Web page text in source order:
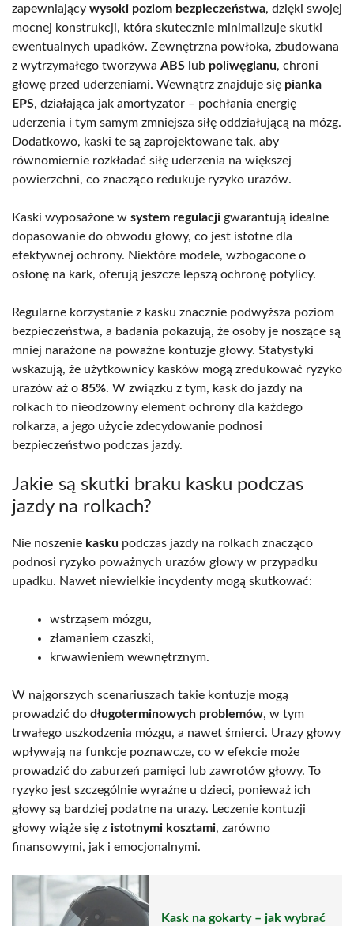
zapewniający wysoki poziom bezpieczeństwa, dzięki swojej
mocnej konstrukcji, która skutecznie minimalizuje skutki
ewentualnych upadków. Zewnętrzna powłoka, zbudowana
z wytrzymałego tworzywa ABS lub poliwęglanu, chroni
głowę przed uderzeniami. Wewnątrz znajduje się pianka
EPS, działająca jak amortyzator – pochłania energię
uderzenia i tym samym zmniejsza siłę oddziałującą na mózg.
Dodatkowo, kaski te są zaprojektowane tak, aby
równomiernie rozkładać siłę uderzenia na większej
powierzchni, co znacząco redukuje ryzyko urazów.
Kaski wyposażone w system regulacji gwarantują idealne
dopasowanie do obwodu głowy, co jest istotne dla
efektywnej ochrony. Niektóre modele, wzbogacone o
osłonę na kark, oferują jeszcze lepszą ochronę potylicy.
Regularne korzystanie z kasku znacznie podwyższa poziom
bezpieczeństwa, a badania pokazują, że osoby je noszące są
mniej narażone na poważne kontuzje głowy. Statystyki
wskazują, że użytkownicy kasków mogą zredukować ryzyko
urazów aż o 85%. W związku z tym, kask do jazdy na
rolkach to nieodzowny element ochrony dla każdego
rolkarza, a jego użycie zdecydowanie podnosi
bezpieczeństwo podczas jazdy.
Jakie są skutki braku kasku podczas
jazdy na rolkach?
Nie noszenie kasku podczas jazdy na rolkach znacząco
podnosi ryzyko poważnych urazów głowy w przypadku
upadku. Nawet niewielkie incydenty mogą skutkować:
wstrząsem mózgu,
złamaniem czaszki,
krwawieniem wewnętrznym.
W najgorszych scenariuszach takie kontuzje mogą
prowadzić do długoterminowych problemów, w tym
trwałego uszkodzenia mózgu, a nawet śmierci. Urazy głowy
wpływają na funkcje poznawcze, co w efekcie może
prowadzić do zaburzeń pamięci lub zawrotów głowy. To
ryzyko jest szczególnie wyraźne u dzieci, ponieważ ich
głowy są bardziej podatne na urazy. Leczenie kontuzji
głowy wiąże się z istotnymi kosztami, zarówno
finansowymi, jak i emocjonalnymi.
Kask na gokarty – jak wybrać